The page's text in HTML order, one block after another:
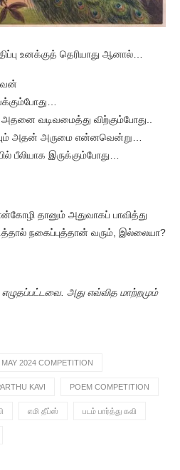
உனக்குத் தெரியாது ஆனால்…
அதனை வடிவமைத்து விற்கும்போது..
அதன் அருமை என்னவென்று…
இருக்கும்போது…
தானும் அதுவாகப் பாவித்து
நகைப்புத்தான் வரும், இல்லையா?
அது எவ்வித மாற்றமும்
MAY 2024 COMPETITION
KAVI POEM COMPETITION
எமி தீப்ஸ் படம் பார்த்து கவி